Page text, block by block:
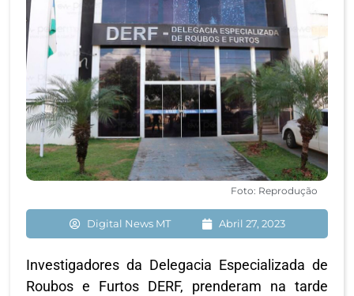
Foto: Reprodução
Digital News MT Abril 27, 2023
Investigadores da Delegacia Especializada de
Roubos e Furtos DERF, prenderam na tarde